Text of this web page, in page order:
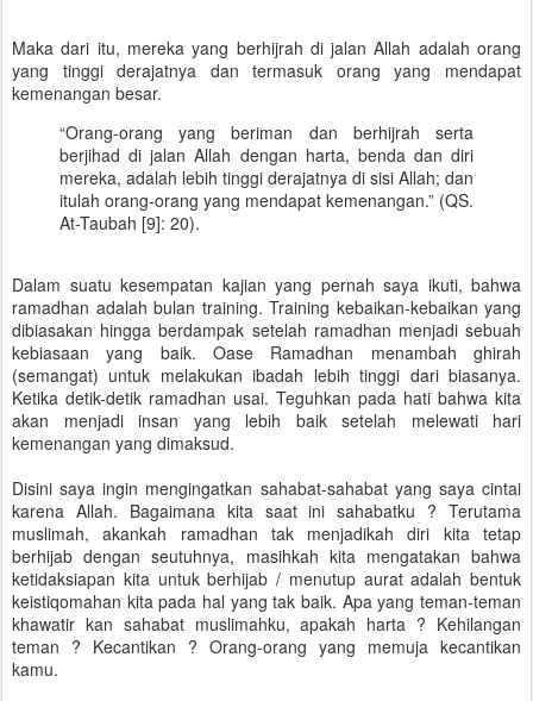
Maka dari itu, mereka yang berhijrah di jalan Allah adalah orang
yang tinggi derajatnya dan termasuk orang yang mendapat
kemenangan besar.
“Orang-orang yang beriman dan berhijrah serta
berjihad di jalan Allah dengan harta, benda dan diri
mereka, adalah lebih tinggi derajatnya di sisi Allah; dan
itulah orang-orang yang mendapat kemenangan.” (QS.
At-Taubah [9]: 20).
Dalam suatu kesempatan kajian yang pernah saya ikuti, bahwa
ramadhan adalah bulan training. Training kebaikan-kebaikan yang
dibiasakan hingga berdampak setelah ramadhan menjadi sebuah
kebiasaan yang baik. Oase Ramadhan menambah ghirah
(semangat) untuk melakukan ibadah lebih tinggi dari biasanya.
Ketika detik-detik ramadhan usai. Teguhkan pada hati bahwa kita
akan menjadi insan yang lebih baik setelah melewati hari
kemenangan yang dimaksud.
Disini saya ingin mengingatkan sahabat-sahabat yang saya cintai
karena Allah. Bagaimana kita saat ini sahabatku ? Terutama
muslimah, akankah ramadhan tak menjadikah diri kita tetap
berhijab dengan seutuhnya, masihkah kita mengatakan bahwa
ketidaksiapan kita untuk berhijab / menutup aurat adalah bentuk
keistiqomahan kita pada hal yang tak baik. Apa yang teman-teman
khawatir kan sahabat muslimahku, apakah harta ? Kehilangan
teman ? Kecantikan ? Orang-orang yang memuja kecantikan
kamu.